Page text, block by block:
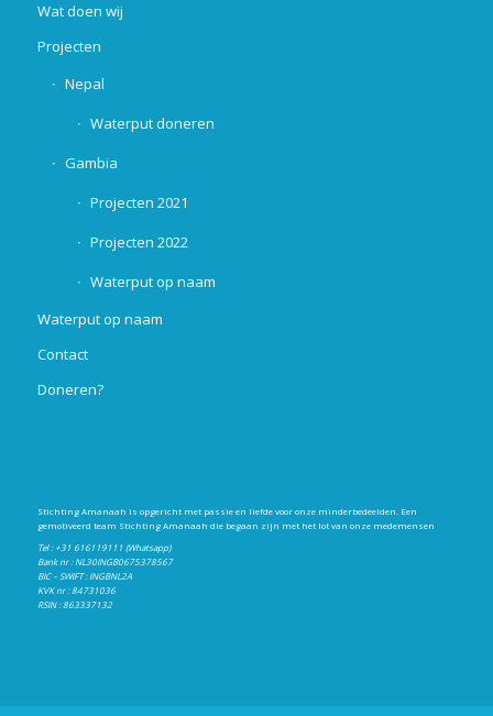
Wat doen wij
Projecten
Nepal
Waterput doneren
Gambia
Projecten 2021
Projecten 2022
Waterput op naam
Waterput op naam
Contact
Doneren?
Stichting Amanaah is opgericht met passie en liefde voor onze minderbedeelden. Een
gemotiveerd team Stichting Amanaah die begaan zijn met het lot van onze medemensen
Tel : +31 616119111 (Whatsapp)
Bank nr : NL30INGB0675378567
BIC – SWIFT : INGBNL2A
KVK nr : 84731036
RSIN : 863337132